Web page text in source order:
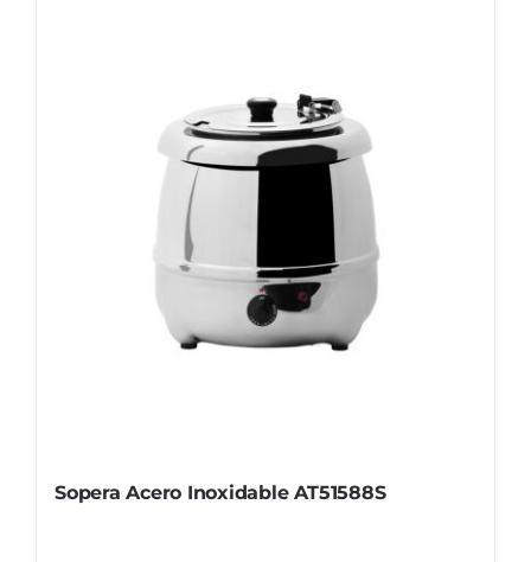
Sopera Acero Inoxidable AT51588S